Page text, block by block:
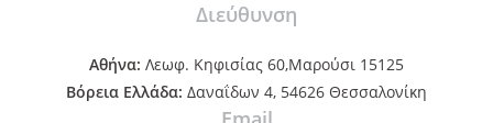
Διεύθυνση
Αθήνα: Λεωφ. Κηφισίας 60,Μαρούσι 15125
Βόρεια Ελλάδα: Δαναΐδων 4, 54626 Θεσσαλονίκη